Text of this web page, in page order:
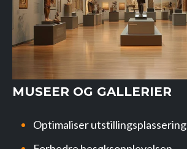
MUSEER OG GALLERIER
Optimaliser utstillingsplassering